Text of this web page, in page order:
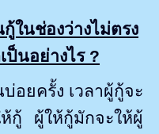
ในช่องว่างไม่ตรง
ป็นอย่างไร?
อยครั้ง เวลาผู้กู้จะ
กู้ ผู้ให้กู้มักจะให้ผู้